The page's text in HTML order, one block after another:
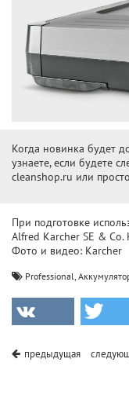
Когда новинка будет
узнаете, если будете
cleanshop.ru или
При подготовке
Alfred Karcher SE & Co.
Фото и видео: Karcher
Professional,
предыдущая